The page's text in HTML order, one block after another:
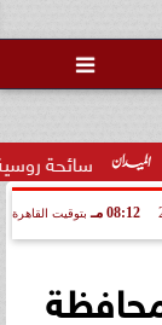

الغردقة
08:12 مـ بتوقيت القاهرة
غضب داخل
الخصومات